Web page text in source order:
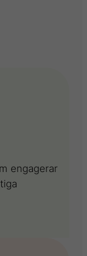
engagerar